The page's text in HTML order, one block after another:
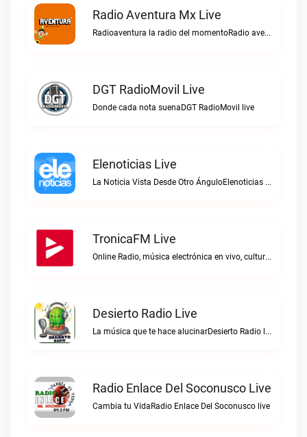
Radio Aventura Mx Live
Radioaventura la radio del momentoRadio aventura mx live
DGT RadioMovil Live
Donde cada nota suenaDGT RadioMovil live
Elenoticias Live
La Noticia Vista Desde Otro ÁnguloElenoticias live
TronicaFM Live
Online Radio, música electrónica en vivo, cultura electrónica, Top 10 semanal, videos, descargasTronicaFM live
Desierto Radio Live
La música que te hace alucinarDesierto Radio live
Radio Enlace Del Soconusco Live
Cambia tu VidaRadio Enlace Del Soconusco live